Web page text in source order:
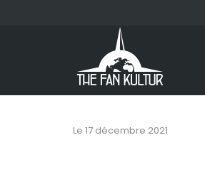
Le 17 décembre 2021